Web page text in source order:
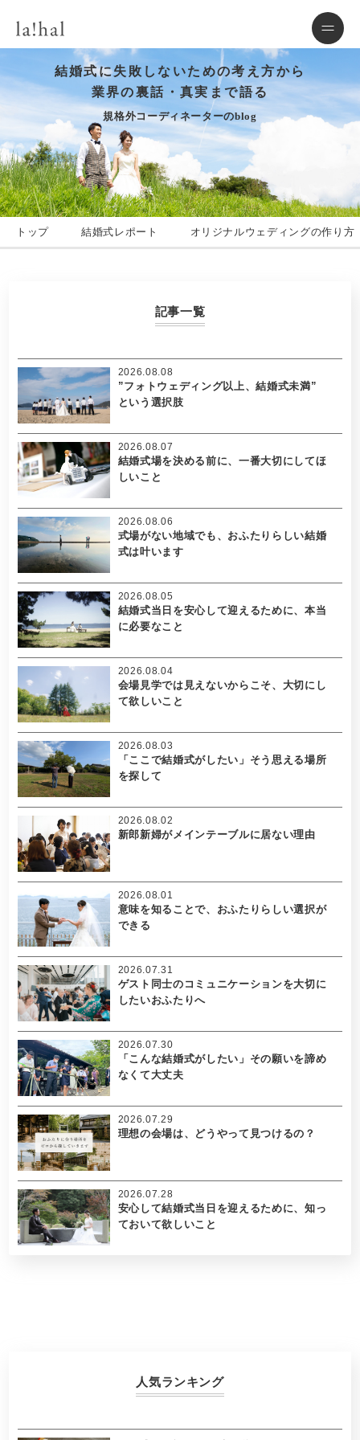
結婚式に失敗しないための考え方から
業界の裏話・真実まで語る
規格外コーディネーターのblog
トップ 結婚式レポート オリジナルウェディングの作り方
記事一覧
”フォトウェディング以上、結婚式未満”
という選択肢
2026.08.08
結婚式場を決める前に、一番大切にしてほ
しいこと
2026.08.07
式場がない地域でも、おふたりらしい結婚
式は叶います
2026.08.06
結婚式当日を安心して迎えるために、本当
に必要なこと
2026.08.05
会場見学では見えないからこそ、大切にし
て欲しいこと
2026.08.04
「ここで結婚式がしたい」そう思える場所
を探して
2026.08.03
新郎新婦がメインテーブルに居ない理由
2026.08.02
意味を知ることで、おふたりらしい選択が
できる
2026.08.01
ゲスト同士のコミュニケーションを大切に
したいおふたりへ
2026.07.31
「こんな結婚式がしたい」その願いを諦め
なくて大丈夫
2026.07.30
理想の会場は、どうやって見つけるの？
2026.07.29
安心して結婚式当日を迎えるために、知っ
ておいて欲しいこと
2026.07.28
人気ランキング